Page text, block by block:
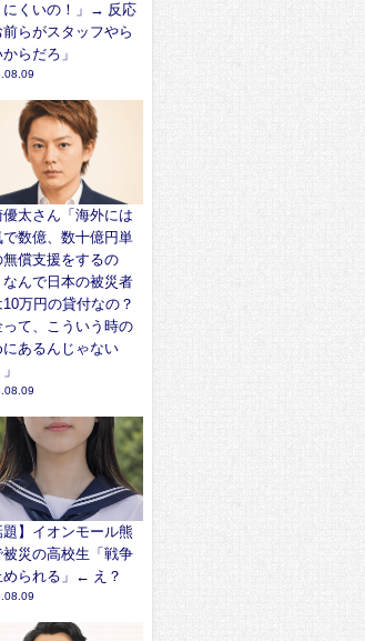
にくいの！」→ 反応
前らがスタッフやら
らだろ」
優太さん「海外には
で数億、数十億円単
無償支援をするの
なんで日本の被災者
10万円の貸付なの？
って、こういう時の
にあるんじゃない
題】イオンモール熊
被災の高校生「戦争
められる」← え？